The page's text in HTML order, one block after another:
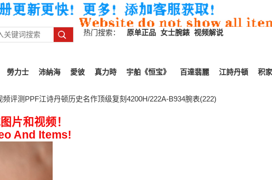
热门搜索： 原单正品 女士腕錶 视频解说
勞力士 沛納海 愛彼 真力時 宇舶《恒宝》 百達翡麗 江詩丹頓 积家
频评测PPF江诗丹顿历史名作顶级复刻4200H/222A-B934腕表(222)
片和视频！
And Items!